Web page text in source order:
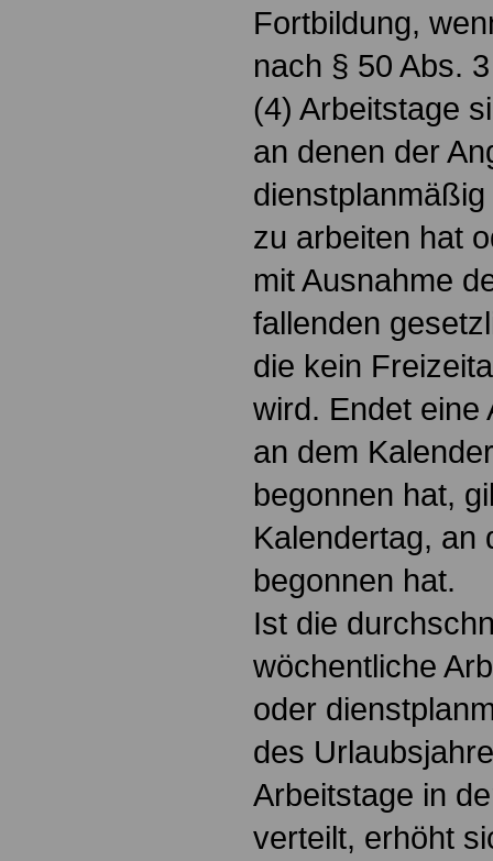
Fortbildung,
nach § 50 Abs.
(4) Arbeitstage
an denen der
zu arbeiten hat
mit Ausnahme
fallenden
die kein
wird. Endet eine
an dem
begonnen hat,
Kalendertag, an
begonnen hat.
Ist die
wöchentliche
oder
des
Arbeitstage in
verteilt, erhöht